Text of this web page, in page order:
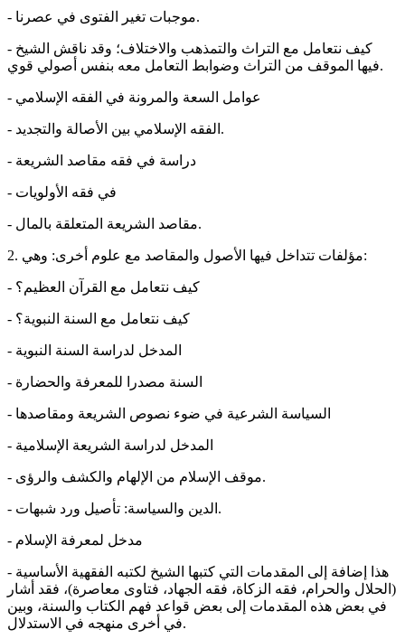
- موجبات تغير الفتوى في عصرنا.
- كيف نتعامل مع التراث والتمذهب والاختلاف؛ وقد ناقش الشيخ
فيها الموقف من التراث وضوابط التعامل معه بنفس أصولي قوي.
- عوامل السعة والمرونة في الفقه الإسلامي
- الفقه الإسلامي بين الأصالة والتجديد.
- دراسة في فقه مقاصد الشريعة
- في فقه الأولويات
- مقاصد الشريعة المتعلقة بالمال.
2. مؤلفات تتداخل فيها الأصول والمقاصد مع علوم أخرى: وهي:
- كيف نتعامل مع القرآن العظيم؟
- كيف نتعامل مع السنة النبوية؟
- المدخل لدراسة السنة النبوية
- السنة مصدرا للمعرفة والحضارة
- السياسة الشرعية في ضوء نصوص الشريعة ومقاصدها
- المدخل لدراسة الشريعة الإسلامية
- موقف الإسلام من الإلهام والكشف والرؤى.
- الدين والسياسة: تأصيل ورد شبهات.
- مدخل لمعرفة الإسلام
- هذا إضافة إلى المقدمات التي كتبها الشيخ لكتبه الفقهية الأساسية
(الحلال والحرام، فقه الزكاة، فقه الجهاد، فتاوى معاصرة)، فقد أشار
في بعض هذه المقدمات إلى بعض قواعد فهم الكتاب والسنة، وبين
في أخرى منهجه في الاستدلال.